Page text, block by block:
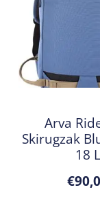
Arva
Skirugzak
18 L
€